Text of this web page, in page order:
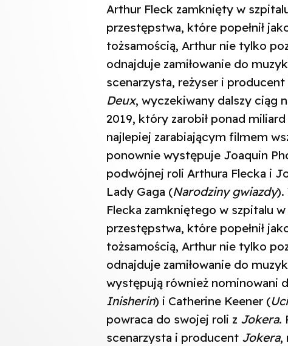
Arthur Fleck zamknięty w
przestępstwa, które popełnił
tożsamością, Arthur nie tylko
odnajduje zamiłowanie do
scenarzysta, reżyser i
Deux, wyczekiwany dalszy ciąg
2019, który zarobił ponad
najlepiej zarabiającym filmem
ponownie występuje Joaquin
podwójnej roli Arthura Flecka i
Lady Gaga (Narodziny gwiazdy).
Flecka zamkniętego w szpitalu
przestępstwa, które popełnił
tożsamością, Arthur nie tylko
odnajduje zamiłowanie do
występują również nominowani
Inisherin) i Catherine Keener (
powraca do swojej roli z Jokera.
scenarzysta i producent Jokera,